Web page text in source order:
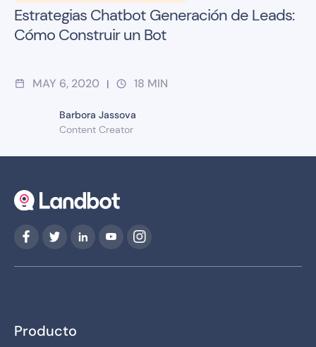
Estrategias Chatbot Generación de Leads:
Cómo Construir un Bot
MAY 6, 2020 | 18 MIN
Barbora Jassova
Content Creator
Producto